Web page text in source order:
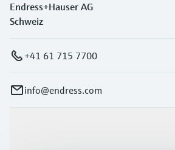
Endress+Hauser AG
Schweiz
+41 61 715 7700
info@endress.com